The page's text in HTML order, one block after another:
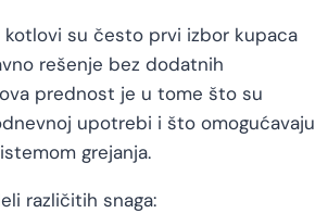
su često prvi izbor kupaca
rešenje bez dodatnih
prednost je u tome što su
upotrebi i što omogućavaju
grejanja.
različitih snaga: